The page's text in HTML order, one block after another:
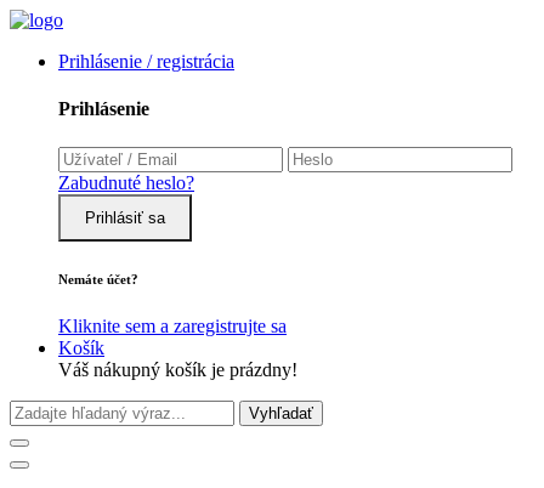
Prihlásenie / registrácia
Prihlásenie
Zabudnuté heslo?
Prihlásiť sa
Nemáte účet?
Kliknite sem a zaregistrujte sa
Košík
Váš nákupný košík je prázdny!
Vyhľadať